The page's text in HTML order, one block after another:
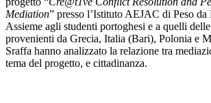
Mediation” presso l’Istituto AEJAC di Peso
Assieme agli studenti portoghesi e a quelli
provenienti da Grecia, Italia (Bari), Polonia e
Sraffa hanno analizzato la relazione tra
tema del progetto, e cittadinanza.